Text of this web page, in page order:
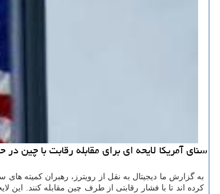
سنای آمریکا لایحه ای برای مقابله رقابت با چین در حوزه فناوری ارائه کرده که بر طبق آن 110 میلیارد
کرده اند تا با فشار رقابتی از طرف چین مقابله کنند.